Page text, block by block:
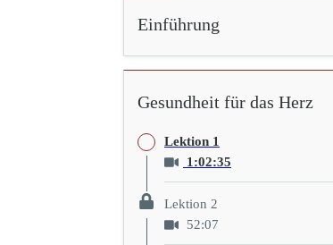
Einführung
Gesundheit für das Herz
Lektion 1
1:02:35
Lektion 2
52:07